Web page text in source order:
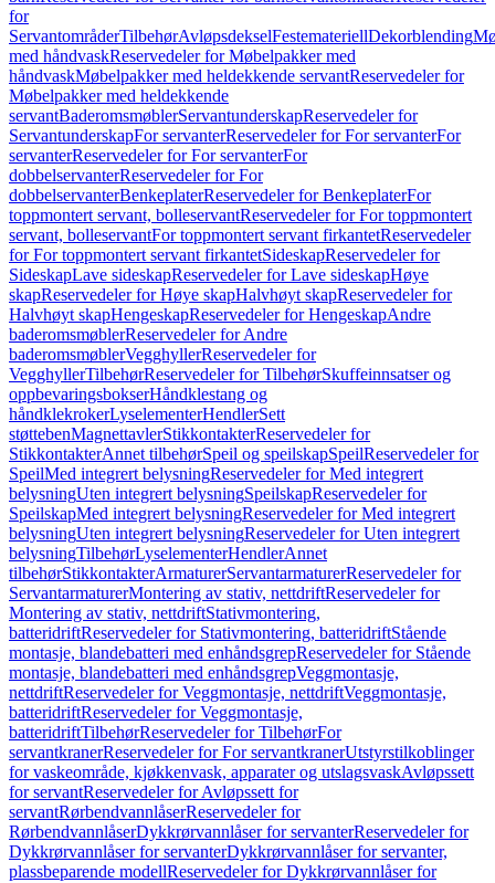
for
ServantområderTilbehørAvløpsdekselFestemateriellDekorblending
med håndvaskReservedeler for Møbelpakker med
håndvaskMøbelpakker med heldekkende servantReservedeler for
Møbelpakker med heldekkende
servantBaderomsmøblerServantunderskapReservedeler for
ServantunderskapFor servanterReservedeler for For servanterFor
servanterReservedeler for For servanterFor
dobbelservanterReservedeler for For
dobbelservanterBenkeplaterReservedeler for BenkeplaterFor
toppmontert servant, bolleservantReservedeler for For toppmontert
servant, bolleservantFor toppmontert servant firkantetReservedeler
for For toppmontert servant firkantetSideskapReservedeler for
SideskapLave sideskapReservedeler for Lave sideskapHøye
skapReservedeler for Høye skapHalvhøyt skapReservedeler for
Halvhøyt skapHengeskapReservedeler for HengeskapAndre
baderomsmøblerReservedeler for Andre
baderomsmøblerVegghyllerReservedeler for
VegghyllerTilbehørReservedeler for TilbehørSkuffeinnsatser og
oppbevaringsbokserHåndklestang og
håndklekrokerLyselementerHendlerSett
støttebenMagnettavlerStikkontakterReservedeler for
StikkontakterAnnet tilbehørSpeil og speilskapSpeilReservedeler for
SpeilMed integrert belysningReservedeler for Med integrert
belysningUten integrert belysningSpeilskapReservedeler for
SpeilskapMed integrert belysningReservedeler for Med integrert
belysningUten integrert belysningReservedeler for Uten integrert
belysningTilbehørLyselementerHendlerAnnet
tilbehørStikkontakterArmaturerServantarmaturerReservedeler for
ServantarmaturerMontering av stativ, nettdriftReservedeler for
Montering av stativ, nettdriftStativmontering,
batteridriftReservedeler for Stativmontering, batteridriftStående
montasje, blandebatteri med enhåndsgrepReservedeler for Stående
montasje, blandebatteri med enhåndsgrepVeggmontasje,
nettdriftReservedeler for Veggmontasje, nettdriftVeggmontasje,
batteridriftReservedeler for Veggmontasje,
batteridriftTilbehørReservedeler for TilbehørFor
servantkranerReservedeler for For servantkranerUtstyrstilkoblinger
for vaskeområde, kjøkkenvask, apparater og utslagsvaskAvløpssett
for servantReservedeler for Avløpssett for
servantRørbendvannlåserReservedeler for
RørbendvannlåserDykkrørvannlåser for servanterReservedeler for
Dykkrørvannlåser for servanterDykkrørvannlåser for servanter,
plassbeparende modellReservedeler for Dykkrørvannlåser for